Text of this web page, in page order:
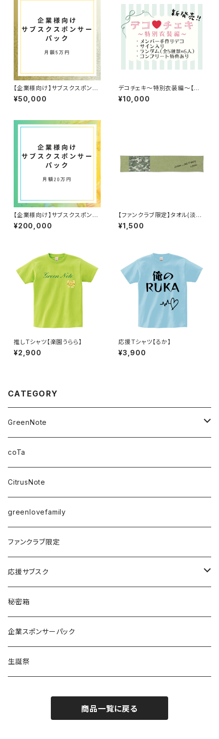
【企業様向け】サブスクスポンサ
ー5万パック
¥50,000
デコチェキ〜特別衣装編〜【箱
推しセット】
¥10,000
【企業様向け】サブスクスポンサ
ー20万パック
¥200,000
【ファンクラブ限定】タオル(淡迷
彩)
¥1,500
推しTシャツ【楽園うらら】
¥2,900
応援Tシャツ【るか】
¥3,900
CATEGORY
GreenNote
さえの
愛乃茉央
虹海ぽんず
楽園うらら
りな
える
るか
coTa
CitrusNote
greenlovefamily
ファンクラブ限定
応援サブスク
Green Note
Citrus Note
coTa
秘密箱
企業スポンサーパック
生誕祭
商品一覧に戻る